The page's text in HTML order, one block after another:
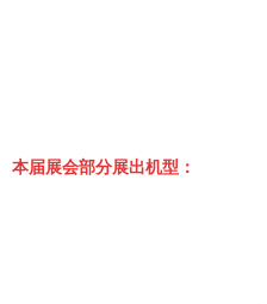
本届展会部分展出机型：